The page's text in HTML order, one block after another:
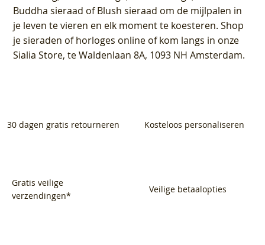
Buddha sieraad of Blush sieraad om de mijlpalen in
je leven te vieren en elk moment te koesteren. Shop
je sieraden of horloges online of kom langs in onze
Sialia Store, te Waldenlaan 8A, 1093 NH Amsterdam.
30 dagen gratis retourneren Kosteloos personaliseren
Gratis veilige
verzendingen*
Veilige betaalopties